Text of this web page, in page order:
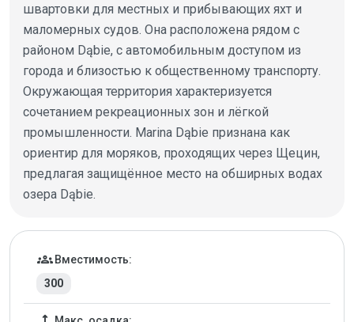
швартовки для местных и прибывающих яхт и
маломерных судов. Она расположена рядом с
районом Dąbie, с автомобильным доступом из
города и близостью к общественному транспорту.
Окружающая территория характеризуется
сочетанием рекреационных зон и лёгкой
промышленности. Marina Dąbie признана как
ориентир для моряков, проходящих через Щецин,
предлагая защищённое место на обширных водах
озера Dąbie.
Детали марины
groups Вместимость:
300